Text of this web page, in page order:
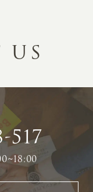
US
517